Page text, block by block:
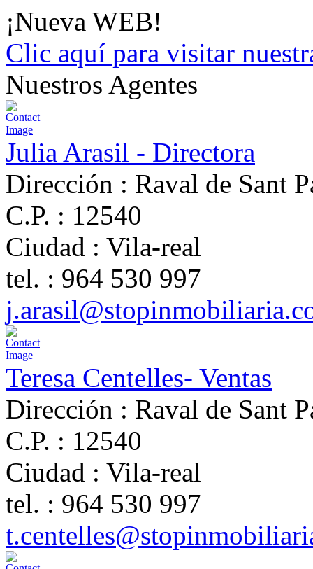
¡Nueva WEB!
Clic aquí para visitar
Nuestros Agentes
Julia Arasil - Directora
Dirección : Raval de Sant
C.P. : 12540
Ciudad : Vila-real
tel. : 964 530 997
Teresa Centelles- Ventas
Dirección : Raval de Sant
C.P. : 12540
Ciudad : Vila-real
tel. : 964 530 997